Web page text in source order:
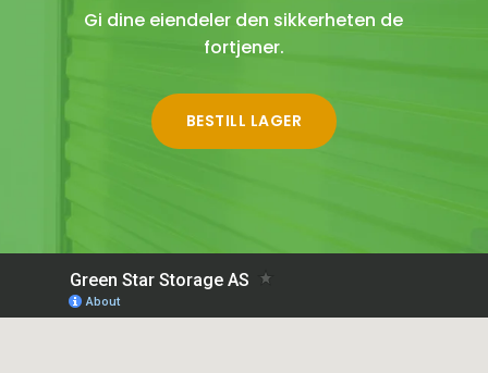
Gi dine eiendeler den sikkerheten de
fortjener.
BESTILL LAGER